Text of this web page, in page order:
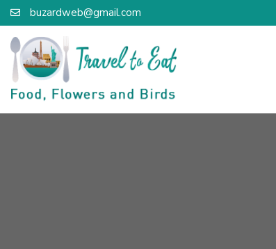
buzardweb@gmail.com